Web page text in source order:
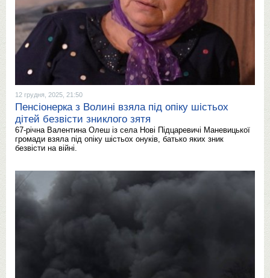
12 грудня, 2025, 21:50
Пенсіонерка з Волині взяла під опіку шістьох
дітей безвісти зниклого зятя
67-річна Валентина Олеш із села Нові Підцаревичі Маневицької
громади взяла під опіку шістьох онуків, батько яких зник
безвісти на війні.